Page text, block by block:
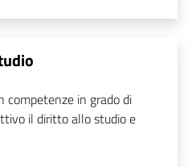
competenze in grado di
il diritto allo studio e